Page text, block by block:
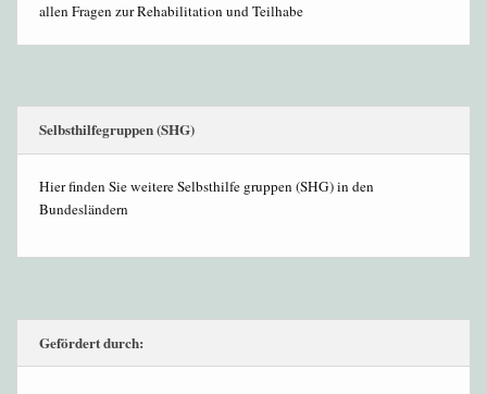
allen Fragen zur Rehabilitation und Teilhabe
Selbsthilfegruppen (SHG)
Hier finden Sie weitere Selbsthilfe gruppen (SHG) in den
Bundesländern
Gefördert durch: